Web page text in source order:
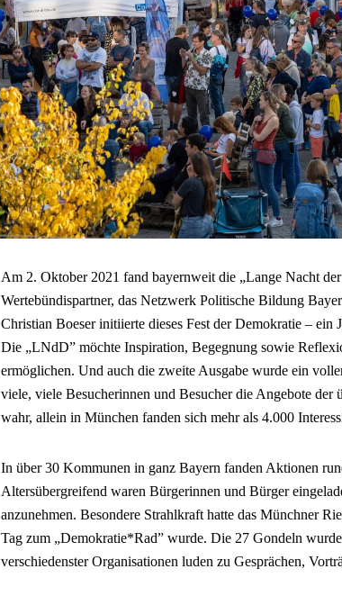
Am 2. Oktober 2021 fand bayernweit die „Lange Nacht
Wertebündispartner, das Netzwerk Politische Bildung
Christian Boeser initiierte dieses Fest der Demokratie – ein
Die „LNdD” möchte Inspiration, Begegnung sowie
ermöglichen. Und auch die zweite Ausgabe wurde ein
viele, viele Besucherinnen und Besucher die Angebote der
wahr, allein in München fanden sich mehr als 4.000
In über 30 Kommunen in ganz Bayern fanden Aktionen
Altersübergreifend waren Bürgerinnen und Bürger
anzunehmen. Besondere Strahlkraft hatte das Münchner
Tag zum „Demokratie*Rad” wurde. Die 27 Gondeln
verschiedenster Organisationen luden zu Gesprächen,